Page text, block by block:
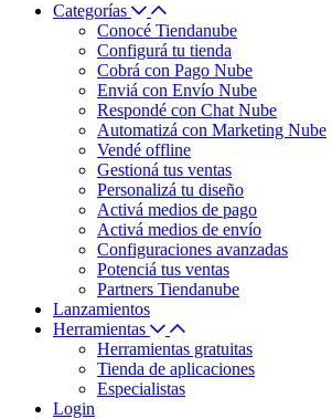
Categorías
Conocé Tiendanube
Configurá tu tienda
Cobrá con Pago Nube
Enviá con Envío Nube
Respondé con Chat Nube
Automatizá con Marketing Nube
Vendé offline
Gestioná tus ventas
Personalizá tu diseño
Activá medios de pago
Activá medios de envío
Configuraciones avanzadas
Potenciá tus ventas
Partners Tiendanube
Lanzamientos
Herramientas
Herramientas gratuitas
Tienda de aplicaciones
Especialistas
Login